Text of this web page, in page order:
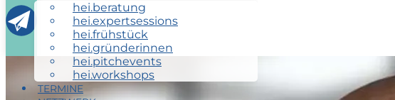
hei.beratung
hei.expertsessions
hei.frühstück
hei.gründerinnen
hei.pitchevents
hei.workshops
TERMINE